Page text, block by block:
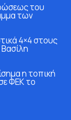
του
των
4×4 στους
η τοπική
ΦΕΚ το